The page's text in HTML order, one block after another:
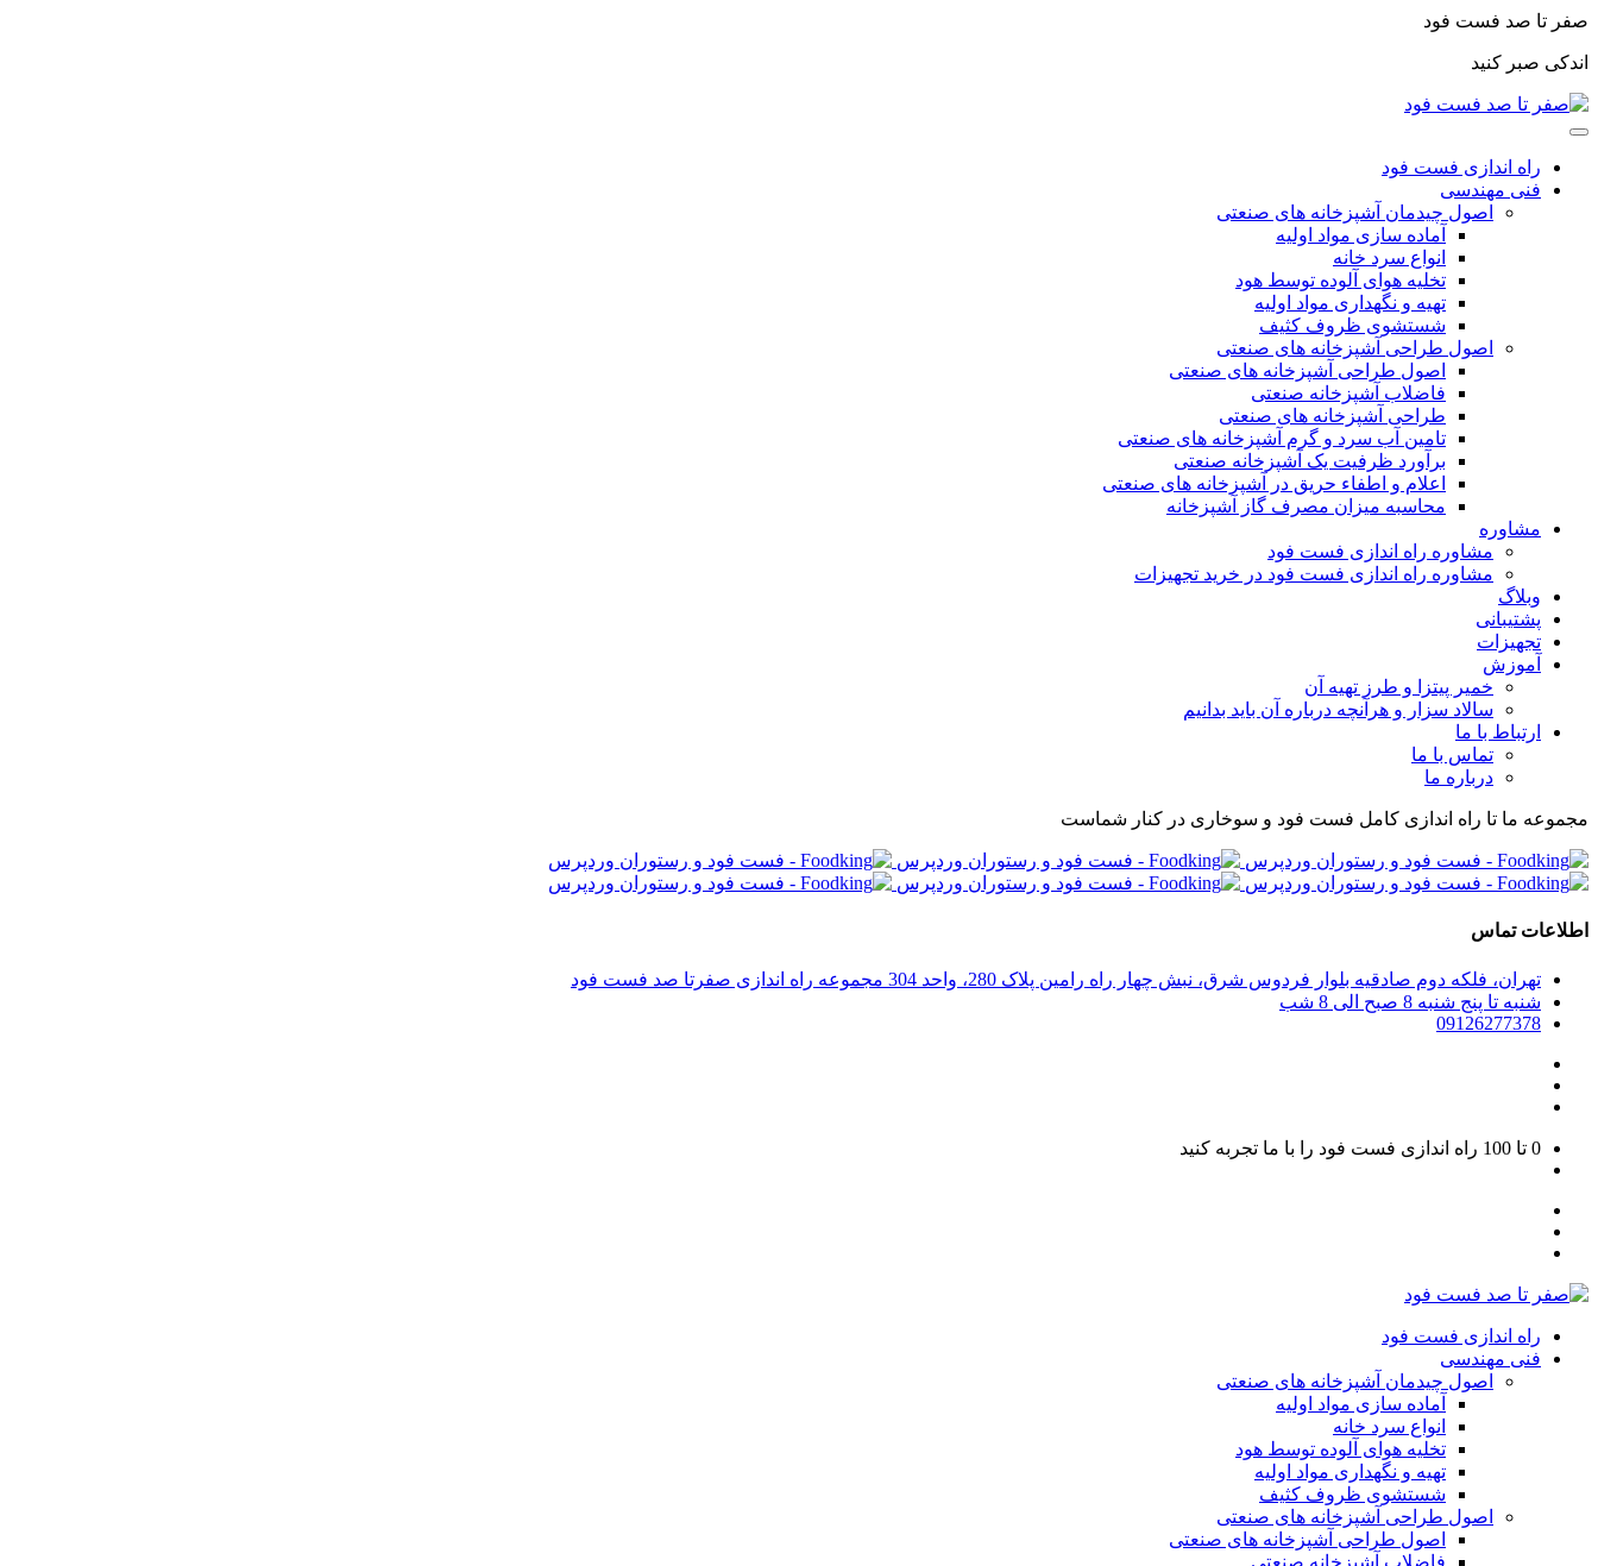
صفر تا صد فست فود
اندکی صبر کنید
راه اندازی فست فود
فنی مهندسی
اصول چیدمان آشپزخانه های صنعتی
آماده سازی مواد اولیه
انواع سرد خانه
تخلیه هوای آلوده توسط هود
تهیه و نگهداری مواد اولیه
شستشوی ظروف کثیف
اصول طراحی آشپزخانه های صنعتی
اصول طراحی آشپزخانه های صنعتی
فاضلاب آشپزخانه صنعتی
طراحی آشپزخانه های صنعتی
تامین آب سرد و گرم آشپزخانه های صنعتی
برآورد ظرفیت یک آشپزخانه صنعتی
اعلام و اطفاء حریق در آشپزخانه های صنعتی
محاسبه میزان مصرف گاز آشپزخانه
مشاوره
مشاوره راه اندازی فست فود
مشاوره راه اندازی فست فود در خرید تجهیزات
وبلاگ
پشتیبانی
تجهیزات
آموزش
خمیر پیتزا و طرز تهیه آن
سالاد سزار و هرآنچه درباره آن باید بدانیم
ارتباط با ما
تماس با ما
درباره ما
مجموعه ما تا راه اندازی کامل فست فود و سوخاری در کنار شماست
اطلاعات تماس
تهران، فلکه دوم صادقیه بلوار فردوس شرق، نبش چهار راه رامین پلاک 280، واحد 304 مجموعه راه اندازی صفرتا صد فست فود
شنبه تا پنج شنبه 8 صبح الی 8 شب
09126277378
0 تا 100 راه اندازی فست فود را با ما تجربه کنید
راه اندازی فست فود
فنی مهندسی
اصول چیدمان آشپزخانه های صنعتی
آماده سازی مواد اولیه
انواع سرد خانه
تخلیه هوای آلوده توسط هود
تهیه و نگهداری مواد اولیه
شستشوی ظروف کثیف
اصول طراحی آشپزخانه های صنعتی
اصول طراحی آشپزخانه های صنعتی
فاضلاب آشپزخانه صنعتی